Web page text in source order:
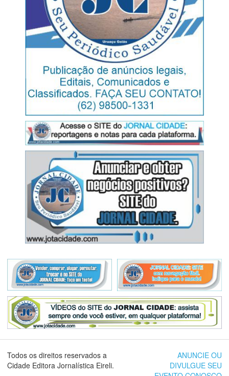
Todos os direitos reservados a
Cidade Editora Jornalística Eireli.
ANUNCIE OU
DIVULGUE SEU